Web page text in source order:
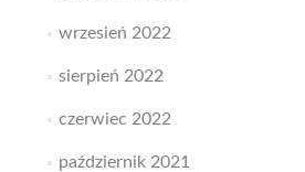
wrzesień 2022
sierpień 2022
czerwiec 2022
październik 2021